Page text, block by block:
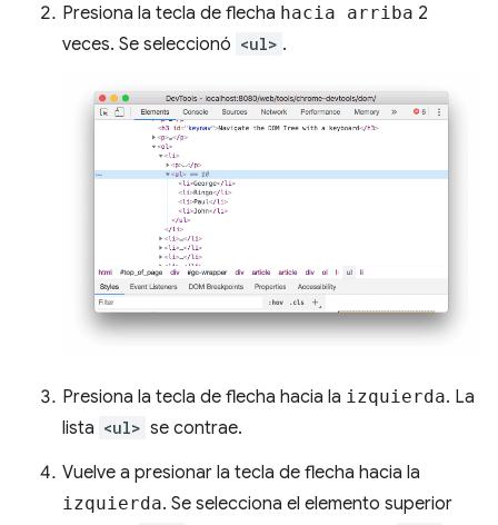
Presiona la tecla de flecha hacia arriba 2
veces. Se seleccionó <ul> .
Presiona la tecla de flecha hacia la izquierda. La
lista <ul> se contrae.
Vuelve a presionar la tecla de flecha hacia la
izquierda. Se selecciona el elemento superior